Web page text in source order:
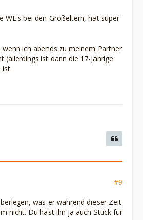
WE's bei den Großeltern, hat super
ich abends zu meinem Partner
(allerdings ist dann die 17-jährige
ist.
#9
was er während dieser Zeit
nicht. Du hast ihn ja auch Stück für